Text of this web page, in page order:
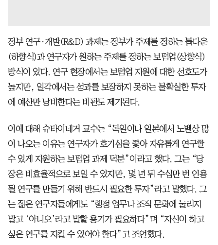
정부 연구·개발(R&D) 과제는 정부가 주제를 정하는 톱다운
(하향식)과 연구자가 원하는 주제를 정하는 보텀업(상향식)
방식이 있다. 연구 현장에서는 보텀업 지원에 대한 선호도가
높지만, 일각에서는 성과를 보장하지 못하는 불확실한 투자
에 예산만 낭비한다는 비판도 제기된다.
이에 대해 슈타이네거 교수는 “독일이나 일본에서 노벨상 많
이 나오는 이유는 연구자가 호기심을 좇아 자유롭게 연구할
수 있게 지원하는 보텀업 과제 덕분”이라고 했다. 그는 “당
장은 비효율적으로 보일 수 있지만, 몇 년 뒤 수십만 번 인용
될 연구를 만들기 위해 반드시 필요한 투자”라고 말했다. 그
는 젊은 연구자들에게도 “행정 업무나 조직 문화에 눌리지
말고 ‘아니오’라고 말할 용기가 필요하다”며 “자신이 하고
싶은 연구를 지킬 수 있어야 한다”고 조언했다.